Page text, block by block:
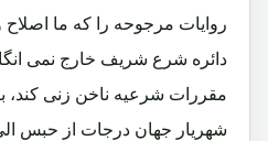
روایات مرجوحه را که ما اصلاح و
دائره شرع شریف خارج نمی
مقررات شرعیه ناخن زنی کند،
شهریار جهان درجات از حبس